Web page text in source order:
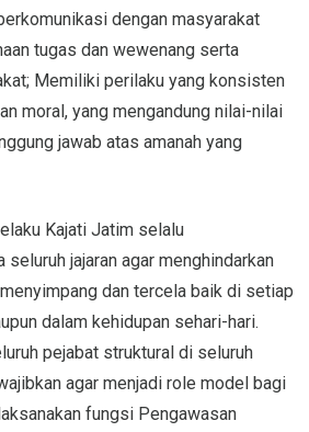
dengan masyarakat
tugas dan wewenang serta
Memiliki perilaku yang konsisten
moral, yang mengandung nilai-nilai
jawab atas amanah yang
Kajati Jatim selalu
seluruh jajaran agar menghindarkan
dan tercela baik di setiap
dalam kehidupan sehari-hari.
pejabat struktural di seluruh
agar menjadi role model bagi
fungsi Pengawasan